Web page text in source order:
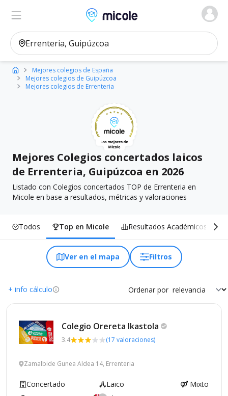
Micole, buscador de colegios
Ver en el mapa
Mejores colegios de España
Mejores colegios de Guipúzcoa
Mejores colegios de Errenteria
Mejores Colegios concertados laicos
de Errenteria, Guipúzcoa en 2026
Listado con Colegios concertados TOP de Errenteria en
Micole en base a resultados, métricas y valoraciones
Todos Top en Micole Resultados Académicos
Ver en el mapa Filtros
+ info cálculo Ordenar por
Colegio Orereta Ikastola
3.4 (17 valoraciones)
Zamalbide Gunea Aldea 14, Errenteria
Concertado Laico
Mixto